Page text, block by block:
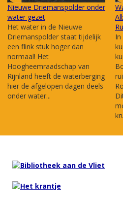
Nieuwe Driemanspolder onder
water gezet
Het water in de Nieuwe
Driemanspolder staat tijdelijk
een flink stuk hoger dan
normaal! Het
Hoogheemraadschap van
Rijnland heeft de waterberging
hier de afgelopen dagen deels
onder water...